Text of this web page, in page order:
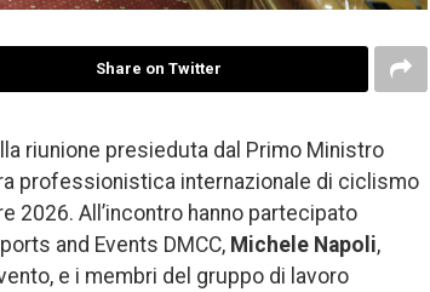
Share on Twitter
riunione presieduta dal Primo Ministro
professionistica internazionale di ciclismo
2026. All’incontro hanno partecipato
and Events DMCC, Michele Napoli,
e i membri del gruppo di lavoro